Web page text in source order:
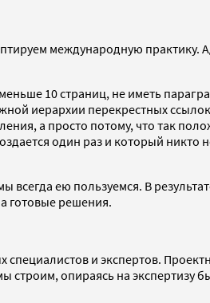
международную практику.
10 страниц, не иметь
иерархии перекрестных
а просто потому, что так
один раз и который никто
всегда ею пользуемся. В
готовые решения.
и экспертов.
строим, опираясь на экспертизу